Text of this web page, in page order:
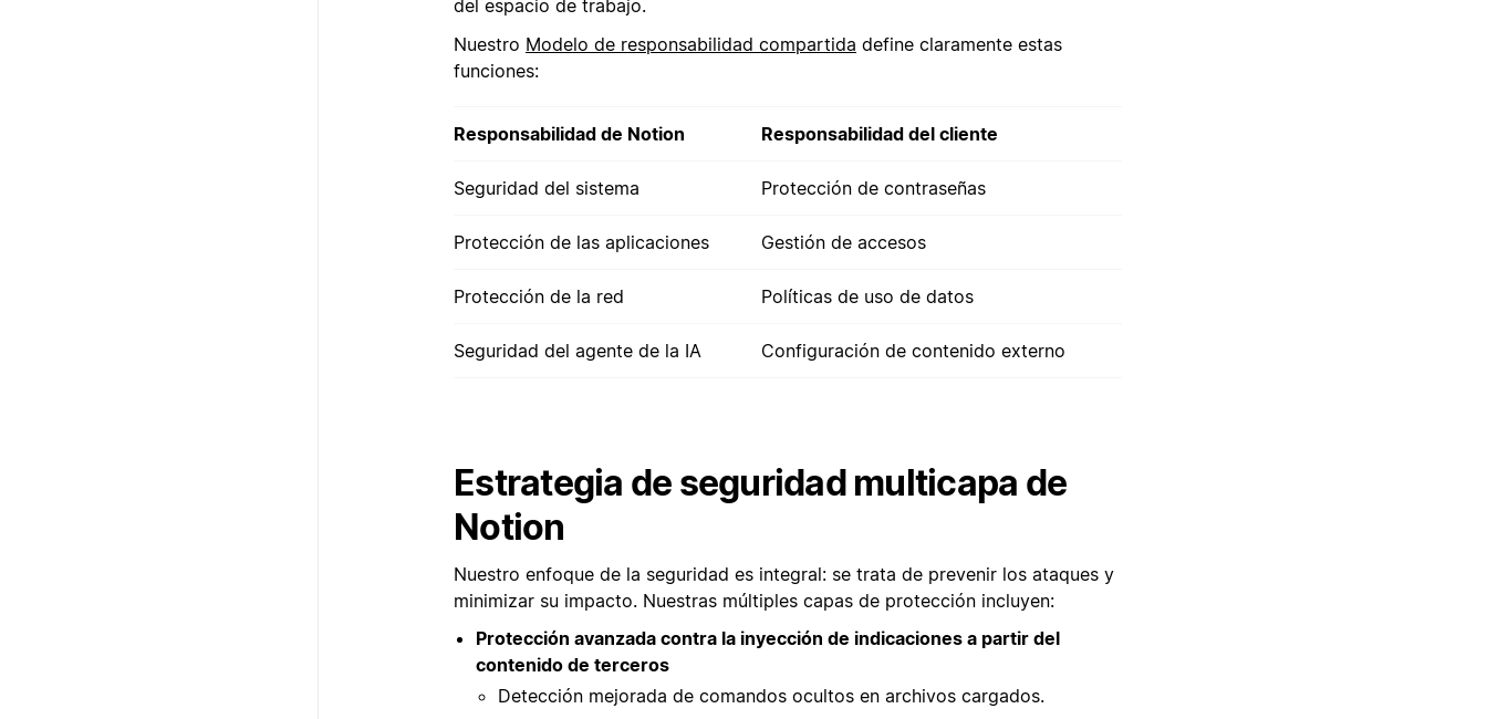
del espacio de trabajo.
Nuestro Modelo de responsabilidad compartida define claramente estas
funciones:
Responsabilidad de Notion Responsabilidad del cliente
Seguridad del sistema Protección de contraseñas
Protección de las aplicaciones Gestión de accesos
Protección de la red Políticas de uso de datos
Seguridad del agente de la IA Configuración de contenido externo
Estrategia de seguridad multicapa de
Notion
Nuestro enfoque de la seguridad es integral: se trata de prevenir los ataques y
minimizar su impacto. Nuestras múltiples capas de protección incluyen:
Protección avanzada contra la inyección de indicaciones a partir del
contenido de terceros
Detección mejorada de comandos ocultos en archivos cargados.